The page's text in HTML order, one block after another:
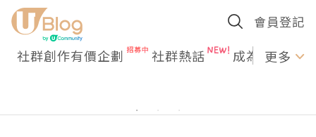
會員登記
社群創作有價企劃 社群熱話 成為U更多